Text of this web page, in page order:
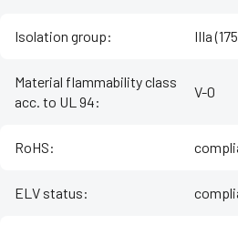
Isolation group: IIIa
Material flammability class
acc. to UL 94:
V-0
RoHS:
ELV status: